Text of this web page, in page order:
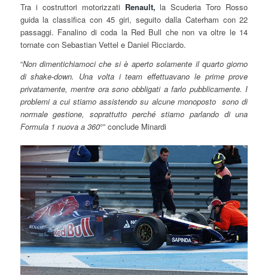
Tra i costruttori motorizzati Renault, la Scuderia Toro Rosso
guida la classifica con 45 giri, seguito dalla Caterham con 22
passaggi. Fanalino di coda la Red Bull che non va oltre le 14
tornate con Sebastian Vettel e Daniel Ricciardo.
“Non dimentichiamoci che si è aperto solamente il quarto giorno
di shake-down. Una volta i team effettuavano le prime prove
privatamente, mentre ora sono obbligati a farlo pubblicamente. I
problemi a cui stiamo assistendo su alcune monoposto sono di
normale gestione, soprattutto perché stiamo parlando di una
Formula 1 nuova a 360°” conclude Minardi